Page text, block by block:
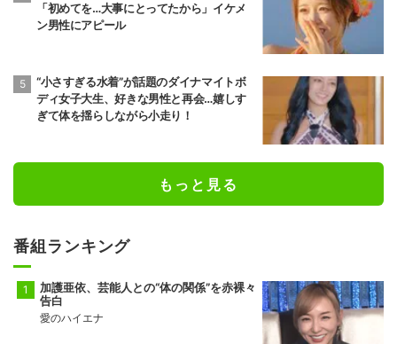
「初めてを…大事にとってたから」イケメ
ン男性にアピール
“小さすぎる水着”が話題のダイナマイトボ
ディ女子大生、好きな男性と再会…嬉しす
ぎて体を揺らしながら小走り！
もっと見る
番組ランキング
加護亜依、芸能人との“体の関係”を赤裸々
告白
愛のハイエナ